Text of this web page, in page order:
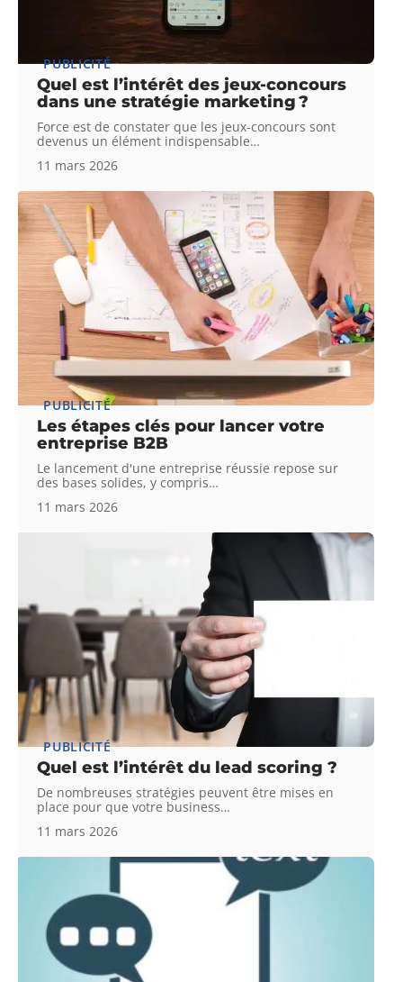
PUBLICITÉ
Quel est l’intérêt des jeux-concours
dans une stratégie marketing ?
Force est de constater que les jeux-concours sont
devenus un élément indispensable…
11 mars 2026
PUBLICITÉ
Les étapes clés pour lancer votre
entreprise B2B
Le lancement d'une entreprise réussie repose sur
des bases solides, y compris…
11 mars 2026
PUBLICITÉ
Quel est l’intérêt du lead scoring ?
De nombreuses stratégies peuvent être mises en
place pour que votre business…
11 mars 2026